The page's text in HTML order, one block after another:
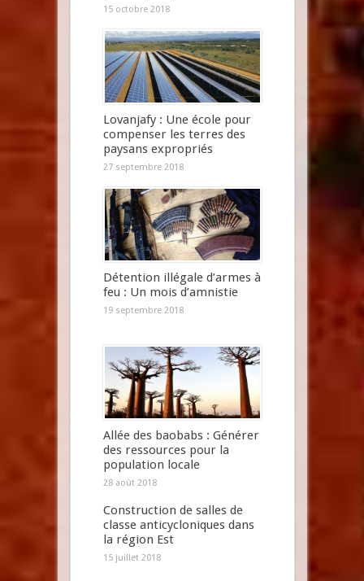
15 octobre 2018
Lovanjafy : Une école pour
compenser les terres des
paysans expropriés
27 septembre 2018
Détention illégale d’armes à
feu : Un mois d’amnistie
19 septembre 2018
Allée des baobabs : Générer
des ressources pour la
population locale
28 août 2018
Construction de salles de
classe anticycloniques dans
la région Est
15 juillet 2018